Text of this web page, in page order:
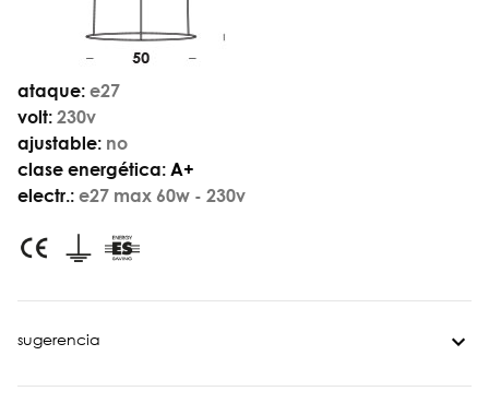
ataque: e27
volt: 230v
ajustable: no
clase energética: A+
electr.: e27 max 60w - 230v
sugerencia